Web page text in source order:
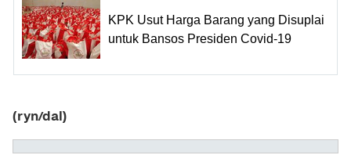
KPK Usut Harga Barang yang Disuplai
untuk Bansos Presiden Covid-19
(ryn/dal)